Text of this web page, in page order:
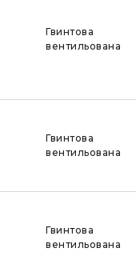
Гвинтова
вентильована
Гвинтова
вентильована
Гвинтова
вентильована